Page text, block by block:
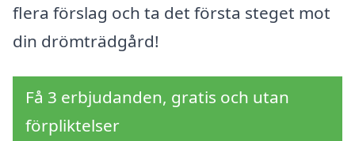
flera förslag och ta det första steget mot
din drömträdgård!
Få 3 erbjudanden, gratis och utan
förpliktelser